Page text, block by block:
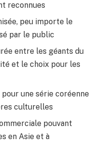
reconnues
peu importe le
par le public
entre les géants du
et le choix pour les
une série coréenne
culturelles
pouvant
en Asie et à